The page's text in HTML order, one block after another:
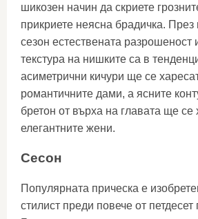
шикозен начин да скриете
прикриете неясна брадичка.
сезон естествената разрошеност
текстура на нишките са в
асиметрични кичури ще се
романтичните дами, а ясните
бретон от върха на главата ще се
елегантните жени.
Сесон
Популярната прическа е
стилист преди повече от петдесет